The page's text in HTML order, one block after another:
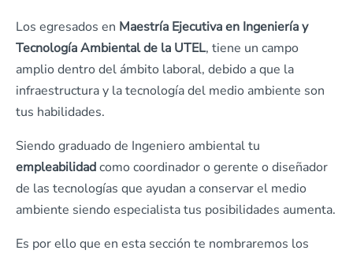
Los egresados en Maestría Ejecutiva en Ingeniería y
Tecnología Ambiental de la UTEL, tiene un campo
amplio dentro del ámbito laboral, debido a que la
infraestructura y la tecnología del medio ambiente son
tus habilidades.
Siendo graduado de Ingeniero ambiental tu
empleabilidadcomo coordinador o gerente o diseñador
de las tecnologías que ayudan a conservar el medio
ambiente siendo especialista tus posibilidades aumenta.
Es por ello que en esta sección te nombraremos los